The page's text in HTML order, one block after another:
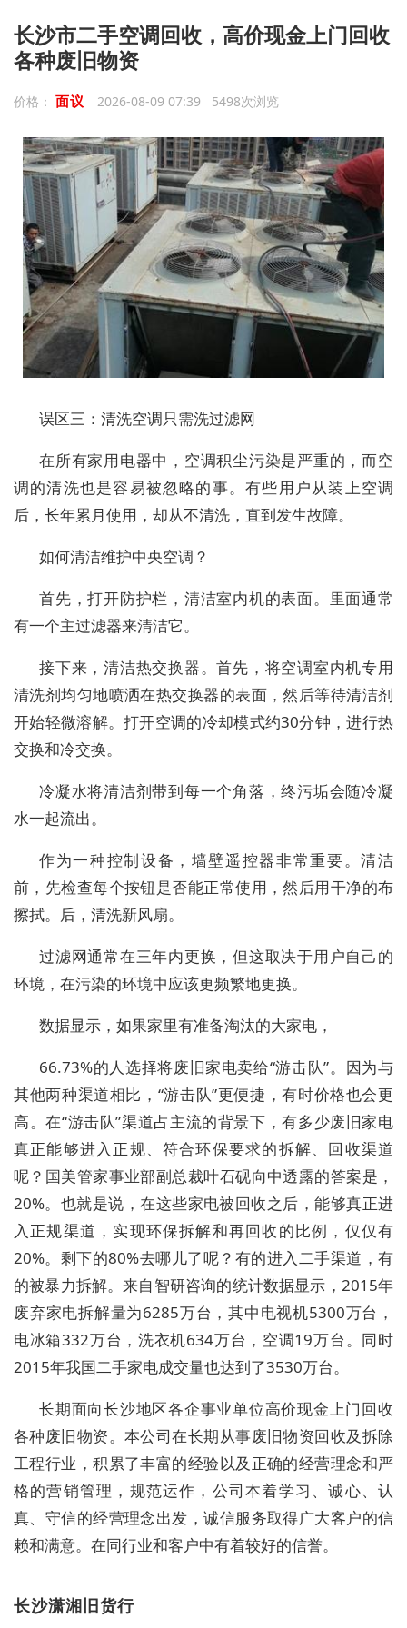
长沙市二手空调回收，高价现金上门回收
各种废旧物资
价格： 面议 2026-08-09 07:39 5498次浏览
误区三：清洗空调只需洗过滤网
在所有家用电器中，空调积尘污染是严重的，而空
调的清洗也是容易被忽略的事。有些用户从装上空调
后，长年累月使用，却从不清洗，直到发生故障。
如何清洁维护中央空调？
首先，打开防护栏，清洁室内机的表面。里面通常
有一个主过滤器来清洁它。
接下来，清洁热交换器。首先，将空调室内机专用
清洗剂均匀地喷洒在热交换器的表面，然后等待清洁剂
开始轻微溶解。打开空调的冷却模式约30分钟，进行热
交换和冷交换。
冷凝水将清洁剂带到每一个角落，终污垢会随冷凝
水一起流出。
作为一种控制设备，墙壁遥控器非常重要。清洁
前，先检查每个按钮是否能正常使用，然后用干净的布
擦拭。后，清洗新风扇。
过滤网通常在三年内更换，但这取决于用户自己的
环境，在污染的环境中应该更频繁地更换。
数据显示，如果家里有准备淘汰的大家电，
66.73%的人选择将废旧家电卖给“游击队”。因为与
其他两种渠道相比，“游击队”更便捷，有时价格也会更
高。在“游击队”渠道占主流的背景下，有多少废旧家电
真正能够进入正规、符合环保要求的拆解、回收渠道
呢？国美管家事业部副总裁叶石砚向中透露的答案是，
20%。也就是说，在这些家电被回收之后，能够真正进
入正规渠道，实现环保拆解和再回收的比例，仅仅有
20%。剩下的80%去哪儿了呢？有的进入二手渠道，有
的被暴力拆解。来自智研咨询的统计数据显示，2015年
废弃家电拆解量为6285万台，其中电视机5300万台，
电冰箱332万台，洗衣机634万台，空调19万台。同时
2015年我国二手家电成交量也达到了3530万台。
长期面向长沙地区各企事业单位高价现金上门回收
各种废旧物资。本公司在长期从事废旧物资回收及拆除
工程行业，积累了丰富的经验以及正确的经营理念和严
格的营销管理，规范运作，公司本着学习、诚心、认
真、守信的经营理念出发，诚信服务取得广大客户的信
赖和满意。在同行业和客户中有着较好的信誉。
长沙潇湘旧货行